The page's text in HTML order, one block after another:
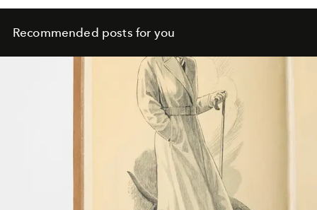
Recommended posts for you